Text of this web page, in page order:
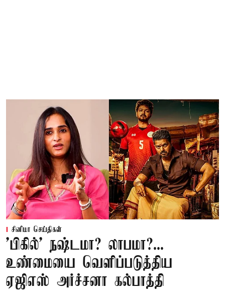
சினிமா செய்திகள்
'பிகில்' நஷ்டமா? லாபமா?...
உண்மையை வெளிப்படுத்திய
ஏஜிஎஸ் அர்ச்சனா கல்பாத்தி